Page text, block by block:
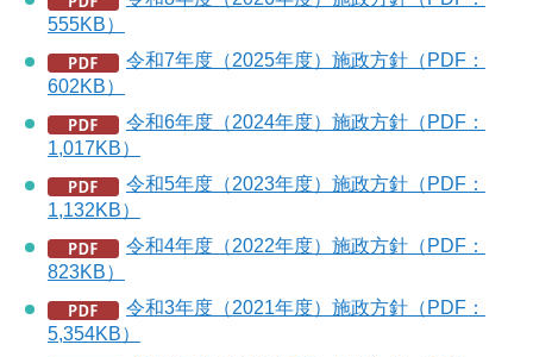
555KB）
令和7年度（2025年度）施政方針（PDF：
602KB）
令和6年度（2024年度）施政方針（PDF：
1,017KB）
令和5年度（2023年度）施政方針（PDF：
1,132KB）
令和4年度（2022年度）施政方針（PDF：
823KB）
令和3年度（2021年度）施政方針（PDF：
5,354KB）